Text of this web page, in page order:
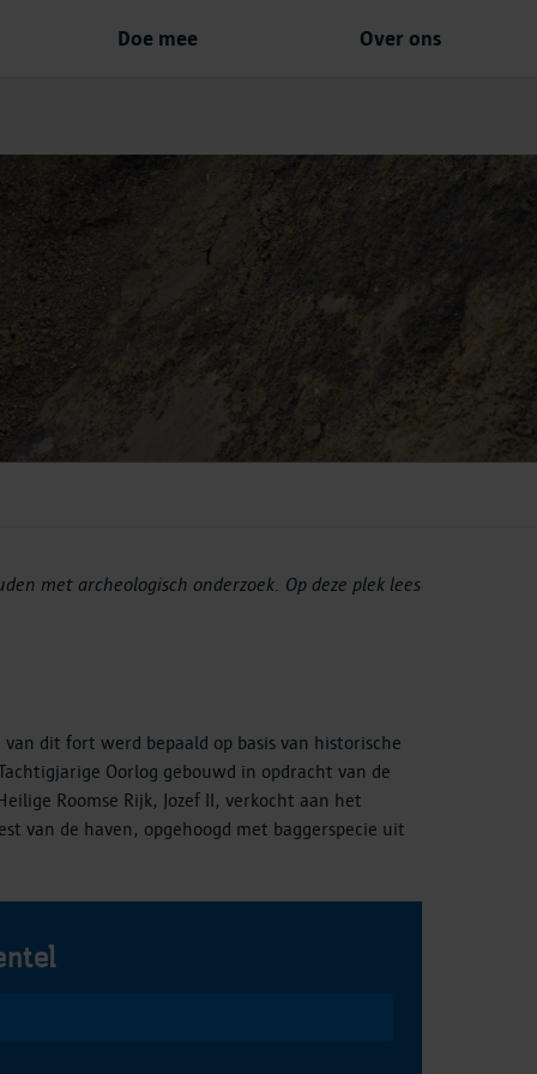
Doe mee Over ons
met archeologisch onderzoek. Op deze plek lees
dit fort werd bepaald op basis van historische
Oorlog gebouwd in opdracht van de
Roomse Rijk, Jozef II, verkocht aan het
van de haven, opgehoogd met baggerspecie uit